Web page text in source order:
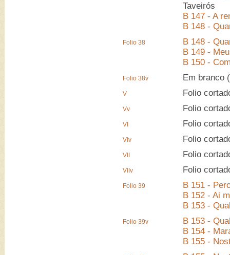
Taveirós
B 147 - A
B 148 -
Folio 38
B 148 -
B 149 -
B 150 -
Folio 38v Em branco
V Folio
Vv Folio
VI Folio
VIv Folio
VII Folio
VIIv Folio
Folio 39
B 151 -
B 152 - Ai
B 153 -
Folio 39v
B 153 -
B 154 -
B 155 -